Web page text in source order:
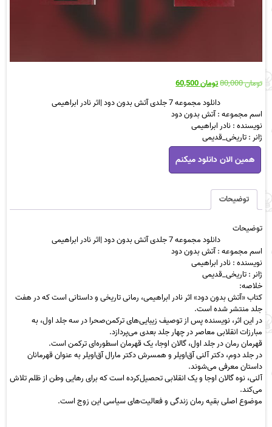
تومان80,000
قیمت
تومان 80,000
بود.
تومان60,500
قیمت
تومان 60,500
است.
دانلود مجموعه 7 جلدی آتش بدون دود |اثر نادر ابراهیمی
اسم مجموعه : آتش بدون دود
نویسنده : نادر ابراهیمی
ژانر : تاریخی_قدیمی
دانلود
مجموعه
7
آتش
بدون
|
نادر
ابراهیمی
عدد
همین الان دانلود میکنم
توضیحات
توضیحات
دانلود مجموعه 7 جلدی آتش بدون دود |اثر نادر ابراهیمی
اسم مجموعه : آتش بدون دود
نویسنده : نادر ابراهیمی
ژانر : تاریخی_قدیمی
خلاصه:
کتاب «آتش بدون دود» اثر نادر ابراهیمی، رمانی تاریخی و داستانی است که در هفت
جلد منتشر شده است.
در این اثر، نویسنده پس از توصیف زیبایی‌های ترکمن‌صحرا در سه جلد اول، به
مبارزات انقلابی معاصر در چهار جلد بعدی می‌پردازد.
قهرمان رمان در جلد اول، گالان اوجا، یک قهرمان اسطوره‌ای ترکمن است.
در جلد دوم، دکتر آلنی آق‌اویلر و همسرش دکتر مارال آق‌اویلر به عنوان قهرمانان
داستان معرفی می‌شوند.
آلنی، نوه گالان اوجا و یک انقلابی تحصیل‌کرده است که برای رهایی وطن از ظلم تلاش
می‌کند.
موضوع اصلی بقیه رمان زندگی و فعالیت‌های سیاسی این زوج است.